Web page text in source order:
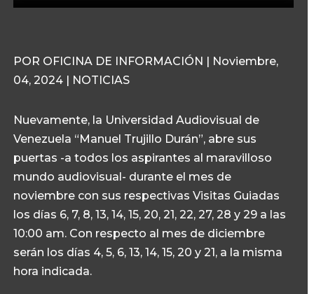
POR OFICINA DE INFORMACIÓN | Noviembre,
04, 2024 | NOTICIAS
Nuevamente, la Universidad Audiovisual de
Venezuela “Manuel Trujillo Durán”, abre sus
puertas -a todos los aspirantes al maravilloso
mundo audiovisual- durante el mes de
noviembre con sus respectivas Visitas Guiadas
los días 6, 7, 8, 13, 14, 15, 20, 21, 22, 27, 28 y 29 a las
10:00 am. Con respecto al mes de diciembre
serán los días 4, 5, 6, 13, 14, 15, 20 y 21, a la misma
hora indicada.